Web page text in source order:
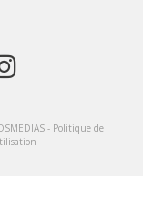
- Politique de